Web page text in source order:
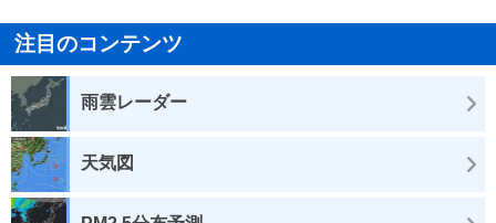
注目のコンテンツ
雨雲レーダー
天気図